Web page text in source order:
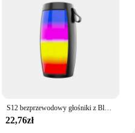
S12 bezprzewodowy głośniki z Bluetooth potężny przenośny głośnik Subwoofer samochodowy sprzęt Audio odtwarzacz basowy MP3 nagłośnienie światła LED
22,76zł